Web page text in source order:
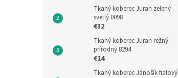
Tkaný koberec Juran zelený
svetlý 0098
€32
Tkaný koberec Juran režný -
prírodný 8294
€14
Tkaný koberec Jánošík fialový